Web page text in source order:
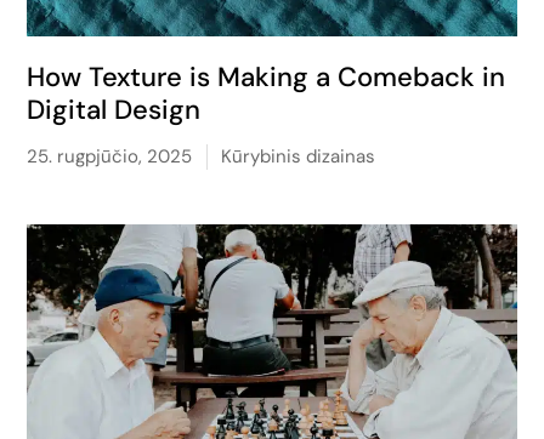
How Texture is Making a Comeback in
Digital Design
25. rugpjūčio, 2025 Kūrybinis dizainas